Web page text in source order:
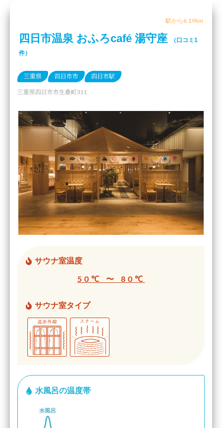
駅から6.19km
四日市温泉 おふろcafé 湯守座
（口コミ1
件）
三重県 四日市市 四日市駅
三重県四日市市生桑町311
サウナ室温度
50℃ 〜 80℃
サウナ室タイプ
水風呂の温度帯